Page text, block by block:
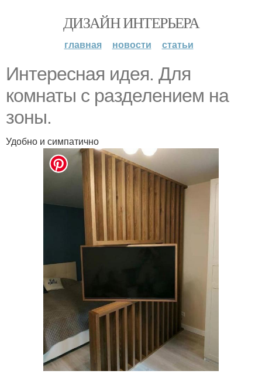
ДИЗАЙН ИНТЕРЬЕРА
главная новости статьи
Интересная идея. Для
комнаты с разделением на
зоны.
Удобно и симпатично